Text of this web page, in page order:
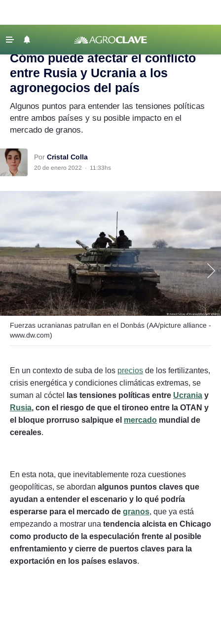
Agricultura
Ganadería
Lechería
Tecnología
Maquinaria agrícola
Agenda
Regionales
Seguinos
‹ VOLVER
Agroclave Rusia
Cómo puede afectar el conflicto
entre Rusia y Ucrania a los
agronegocios del país
Algunos puntos para entender las tensiones políticas
entre ambos países y su posible impacto en el
mercado de granos.
Por Cristal Colla
20 de enero 2022 · 11:33hs
Fuerzas ucranianas patrullan en el Donbás (AA/picture alliance -
www.dw.com)
En un contexto de suba de los precios de los fertilizantes,
crisis energética y condiciones climáticas extremas, se
suman al cóctel
las tensiones políticas entre Ucrania y
Rusia, con el riesgo de que el tironeo entre la OTAN y
el bloque prorruso salpique el mercado mundial de
cereales.
En esta nota, que inevitablemente roza cuestiones
geopolíticas, se abordan algunos puntos claves que
ayudan a entender el escenario y lo qué podría
esperarse para el mercado de granos, que ya está
empezando a mostrar una tendencia alcista en Chicago
como producto de la especulación frente al posible
enfrentamiento y cierre de puertos claves para la
exportación en los países eslavos.